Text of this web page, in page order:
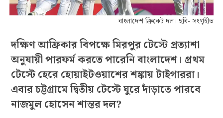
বাংলাদেশ ক্রিকেট দল। ছবি- সংগৃহীত
দক্ষিণ আফ্রিকার বিপক্ষে মিরপুর টেস্টে প্রত্যাশা
অনুযায়ী পারফর্ম করতে পারেনি বাংলাদেশ। প্রথম
টেস্টে হেরে হোয়াইটওয়াশের শঙ্কায় টাইগাররা।
এবার চট্টগ্রামে দ্বিতীয় টেস্টে ঘুরে দাঁড়াতে পারবে
নাজমুল হোসেন শান্তর দল?